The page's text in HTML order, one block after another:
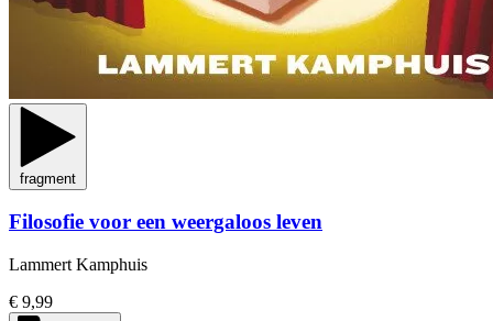
fragment
Filosofie voor een weergaloos leven
Lammert Kamphuis
€ 9,99